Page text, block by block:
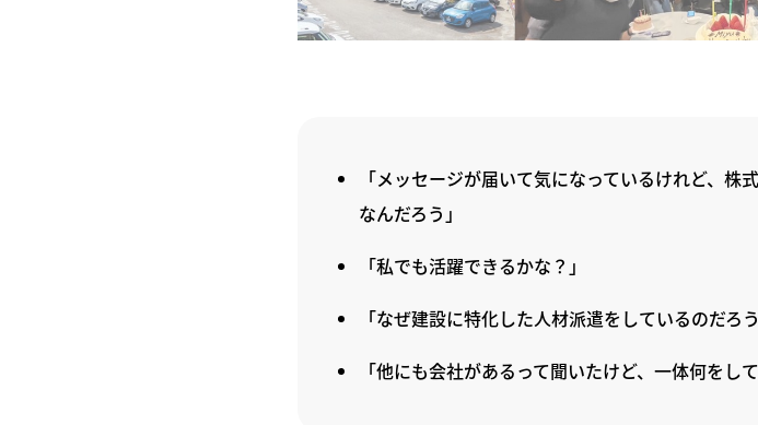
「メッセージが届いて気になっているけれど、
なんだろう」
「私でも活躍できるかな？」
「なぜ建設に特化した人材派遣をしているのだろう
「他にも会社があるって聞いたけど、一体何をし